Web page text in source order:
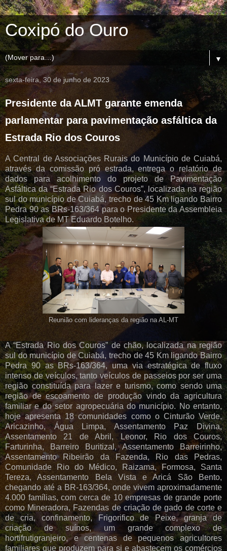
Coxipó do Ouro
▼
sexta-feira, 30 de junho de 2023
Presidente da ALMT garante emenda
parlamentar para pavimentação asfáltica da
Estrada Rio dos Couros
A Central de Associações Rurais do Município de Cuiabá,
através da comissão pró estrada, entrega o relatório de
dados para acolhimento do projeto de Pavimentação
Asfáltica da “Estrada Rio dos Couros”, localizada na região
sul do município de Cuiabá, trecho de 45 Km ligando Bairro
Pedra 90 as BRs-163/364 para o Presidente da Assembleia
Legislativa de MT Eduardo Botelho.
Reunião com lideranças da região na AL-MT
A “Estrada Rio dos Couros” de chão, localizada na região
sul do município de Cuiabá, trecho de 45 Km ligando Bairro
Pedra 90 as BRs-163/364, uma via estratégica de fluxo
intenso de veículos, tanto veículos de passeios por ser uma
região constituída para lazer e turismo, como sendo uma
região de escoamento de produção vindo da agricultura
familiar e do setor agropecuária do município. No entanto,
hoje apresenta 18 comunidades como o Cinturão Verde,
Aricazinho, Água Limpa, Assentamento Paz Divina,
Assentamento 21 de Abril, Leonor, Rio dos Couros,
Farturinha, Barreiro Buritizal, Assentamento Barreirinho,
Assentamento Ribeirão da Fazenda, Rio das Pedras,
Comunidade Rio do Médico, Raizama, Formosa, Santa
Tereza, Assentamento Bela Vista e Aricá São Bento,
chegando até a BR-163/364, onde vivem aproximadamente
4.000 famílias, com cerca de 10 empresas de grande porte
como Mineradora, Fazendas de criação de gado de corte e
de cria, confinamento, Frigorifico de Peixe, granja de
criação de suínos, um grande complexo de
hortifrutigranjeiro, e centenas de pequenos agricultores
familiares que produzem para si e abastecem os comércios